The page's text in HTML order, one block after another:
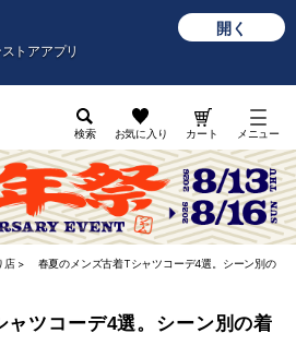
トアアプリ
開く
検索 お気に入り カート メニュー
店>
春夏のメンズ古着Tシャツコーデ4選。シーン別の
ャツコーデ4選。シーン別の着